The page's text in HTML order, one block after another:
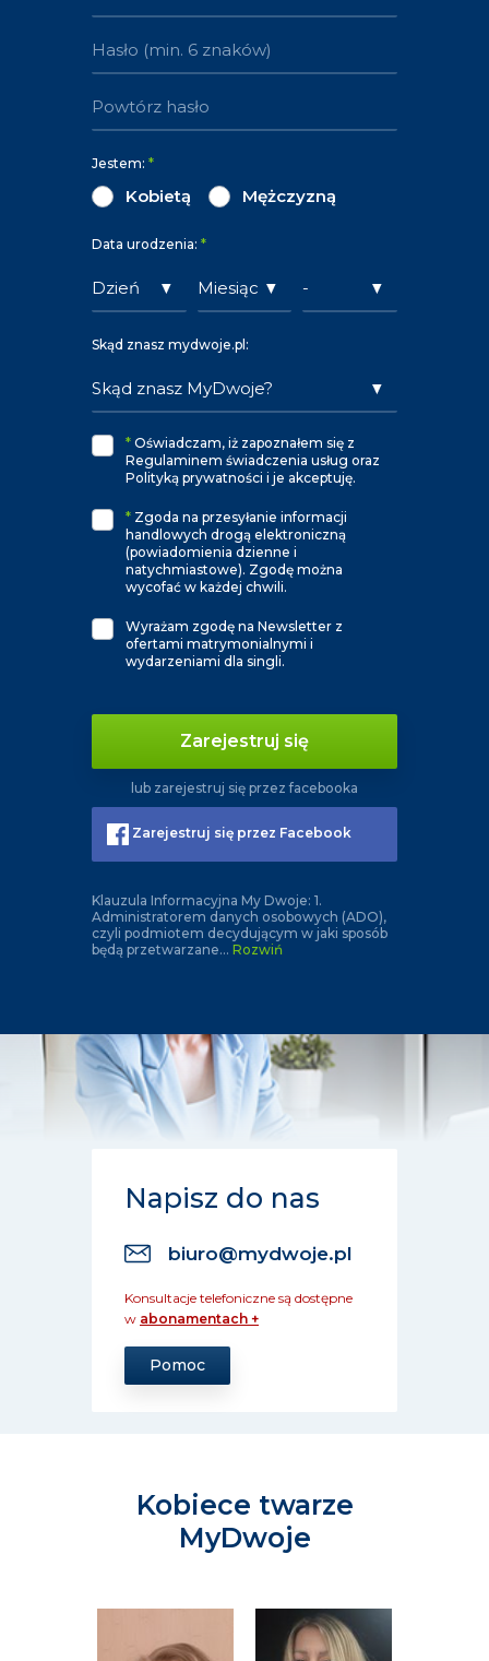
Jestem: *
Kobietą Mężczyzną
Data urodzenia: *
Skąd znasz mydwoje.pl:
* Oświadczam, iż zapoznałem się z
Regulaminem świadczenia usług oraz
Polityką prywatności i je akceptuję.
* Zgoda na przesyłanie informacji
handlowych drogą elektroniczną
(powiadomienia dzienne i
natychmiastowe). Zgodę można
wycofać w każdej chwili.
Wyrażam zgodę na Newsletter z
ofertami matrymonialnymi i
wydarzeniami dla singli.
Zarejestruj się
lub zarejestruj się przez facebooka
Zarejestruj się przez Facebook
Klauzula Informacyjna My Dwoje: 1.
Administratorem danych osobowych (ADO),
czyli podmiotem decydującym w jaki sposób
będą przetwarzane... Rozwiń
Napisz do nas
biuro@mydwoje.pl
Konsultacje telefoniczne są dostępne
w abonamentach +
Pomoc
Kobiece twarze
MyDwoje